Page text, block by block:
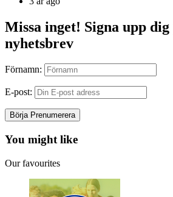
Missa inget! Signa upp
nyhetsbrev
Förnamn:
E-post:
You might like
Our favourites